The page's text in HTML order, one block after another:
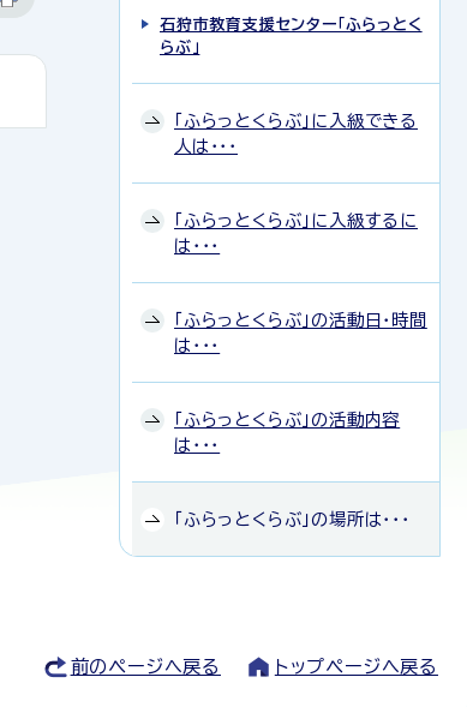
石狩市教育支援センター「ふらっとく
らぶ」
「ふらっとくらぶ」に入級できる
人は・・・
「ふらっとくらぶ」に入級するに
は・・・
「ふらっとくらぶ」の活動日・時間
は・・・
「ふらっとくらぶ」の活動内容
は・・・
「ふらっとくらぶ」の場所は・・・
前のページへ戻る トップページへ戻る